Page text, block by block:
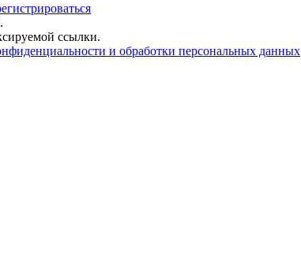
.
ссылки.
и обработки персональных данных